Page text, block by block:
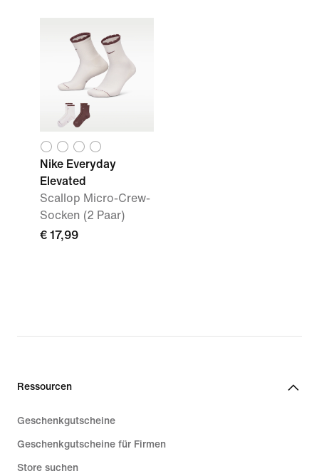
Nike Everyday
Elevated
Scallop Micro-Crew-
Socken (2 Paar)
€ 17,99
Ressourcen
Geschenkgutscheine
Geschenkgutscheine für Firmen
Store suchen